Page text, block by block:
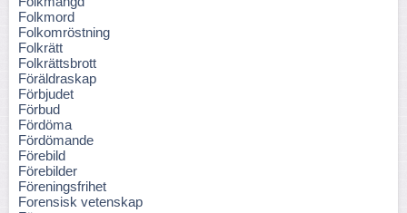
Folkmord
Folkomröstning
Folkrätt
Folkrättsbrott
Föräldraskap
Förbjudet
Förbud
Fördöma
Fördömande
Förebild
Förebilder
Föreningsfrihet
Forensisk vetenskap